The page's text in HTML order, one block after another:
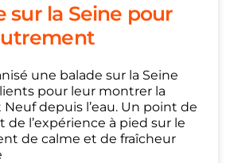
sur la Seine pour
une balade sur la Seine
pour leur montrer la
depuis l’eau. Un point de
l’expérience à pied sur le
de calme et de fraîcheur